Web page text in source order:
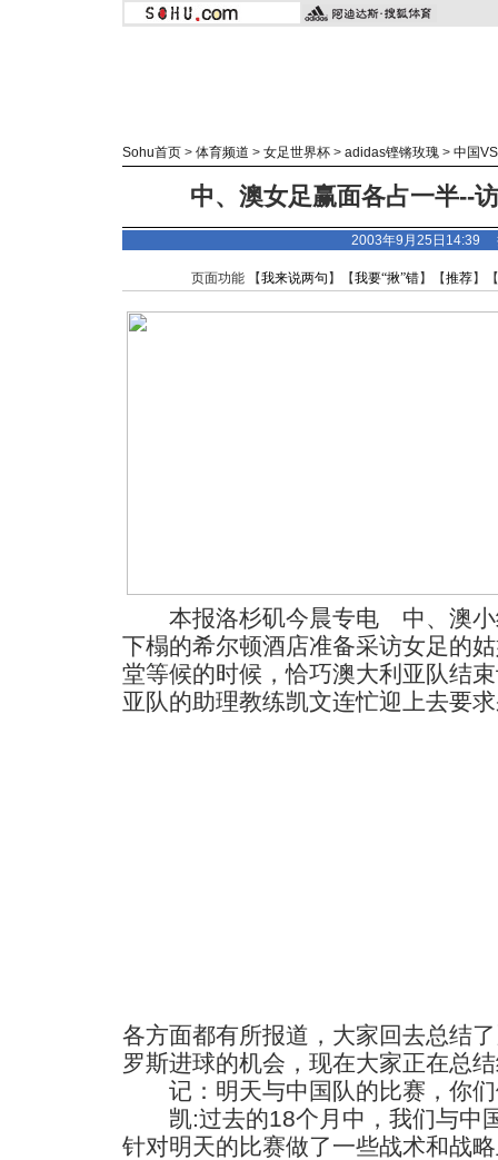
Sohu首页 > 体育频道 > 女足世界杯 > adidas铿锵玫瑰 > 中国
中、澳女足赢面各占一半--
2003年9月25日14:39
页面功能 【我来说两句 】【我要“揪”错】【推荐】
本报洛杉矶今晨专电 中、澳小
下榻的希尔顿酒店准备采访女足的
堂等候的时候，恰巧澳大利亚队结
亚队的助理教练凯文连忙迎上去要
各方面都有所报道，大家回去总结
罗斯进球的机会，现在大家正在总
记：明天与中国队的比赛，你们
凯:过去的18个月中，我们与中
针对明天的比赛做了一些战术和战